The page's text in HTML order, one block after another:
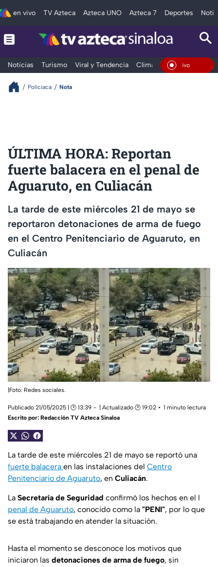
en vivo TV Azteca Azteca UNO Azteca 7 Deportes
Noticias Turismo Viral y Tendencia Clima Deportes
En Vivo
Policiaca Nota
ÚLTIMA HORA: Reportan
fuerte balacera en el penal de
Aguaruto, en Culiacán
La tarde de este miércoles 21 de mayo se
reportaron detonaciones de arma de fuego
en el Centro Penitenciario de Aguaruto, en
Culiacán
|Foto: Redes sociales.
Publicado 21/05/2025 | 🕑 13:39 | Actualizado 🕑 19:02
1 minuto lectura
Escrito por: Redacción TV Azteca Sinaloa
La tarde de este miércoles 21 de mayo se reportó una
fuerte balacera en las instalaciones del Centro
Penitenciario de Aguaruto, en Culiacán.
La Secretaría de Seguridad confirmó los hechos en el l
penal de Aguaruto, conocido como la "PENI", por lo que
se está trabajando en atender la situación.
Hasta el momento se desconoce los motivos que
iniciaron las detonaciones de arma de fuego, sin